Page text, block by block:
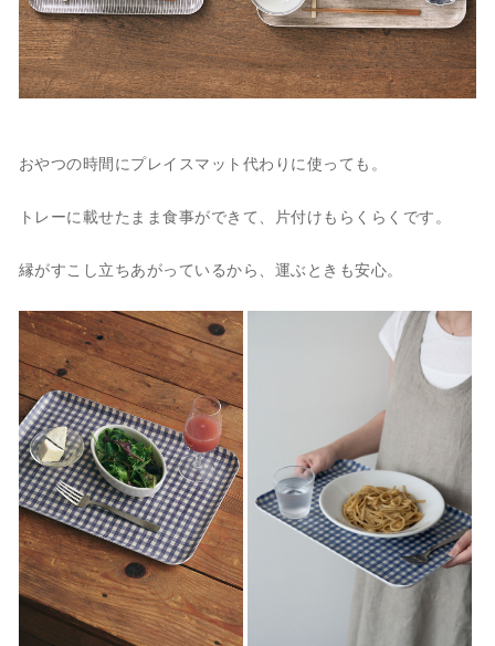
おやつの時間にプレイスマット代わりに使っても。
トレーに載せたまま食事ができて、片付けもらくらくです。
縁がすこし立ちあがっているから、運ぶときも安心。